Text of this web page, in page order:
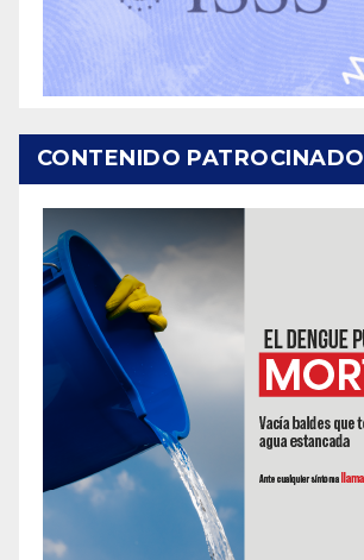
CONTENIDO PATROCINADO